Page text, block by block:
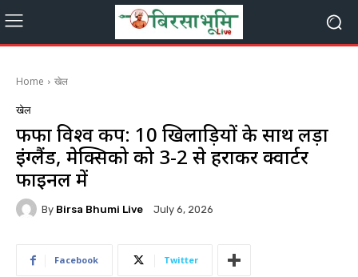
Home खेल
खेल
फीफा विश्व कप: 10 खिलाड़ियों के साथ लड़ा
इंग्लैंड, मेक्सिको को 3-2 से हराकर क्वार्टर
फाइनल में
By Birsa Bhumi Live July 6, 2026
Facebook Twitter